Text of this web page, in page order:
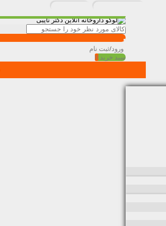
ورود/ثبت نام
سبد خرید 0